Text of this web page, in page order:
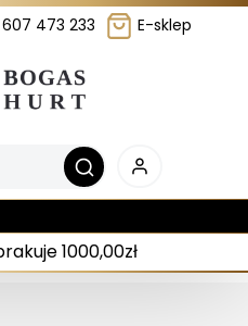
473 233 E-sklep
1000,00zł